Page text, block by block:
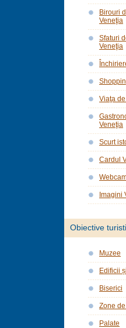
Birouri
Veneţia
Sfaturi
Veneţia
Viaţa
Veneţia
Scurt
Cardul
Imagini
Obiective
Muzee
Edificii
Biserici
Zone
Palate